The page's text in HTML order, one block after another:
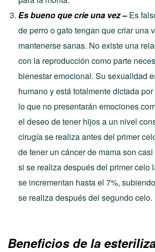
Es bueno que críe una vez – Es
de perro o gato tengan que criar una
mantenerse sanas. No existe una
con la reproducción como parte
bienestar emocional. Su sexualidad
humano y está totalmente dictada
lo que no presentarán emociones
el deseo de tener hijos a un nivel
cirugía se realiza antes del primer
de tener un cáncer de mama son
si se realiza después del primer celo
se incrementan hasta el 7%,
se realiza después del segundo celo.
Beneficios de la